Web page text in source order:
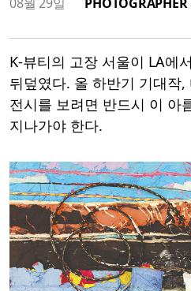
K-뷰티의 고장 서울이 LA에
뒤덮였다. 올 하반기 기대작,
전시를 보려면 반드시 이 아
지나가야 한다.